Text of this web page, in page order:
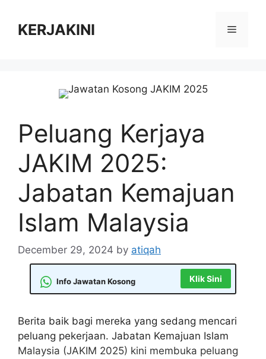
contentKERJAKINI Menu
Peluang Kerjaya
JAKIM 2025:
Jabatan Kemajuan
Islam Malaysia
December 29, 2024 by atiqah
Info Jawatan Kosong Klik Sini
Berita baik bagi mereka yang sedang mencari
peluang pekerjaan. Jabatan Kemajuan Islam
Malaysia (JAKIM 2025) kini membuka peluang